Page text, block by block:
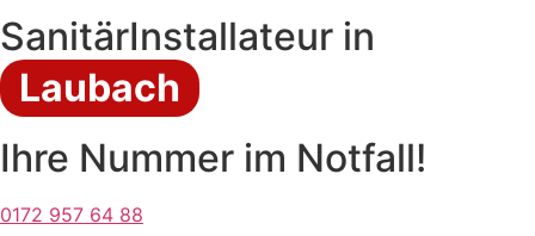
SanitärInstallateur in
Laubach
Ihre Nummer im Notfall!
0172 957 64 88